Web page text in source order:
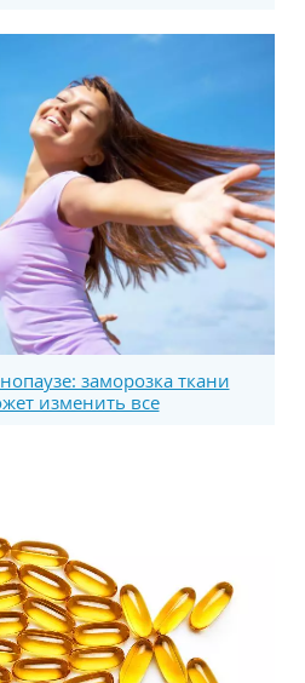
заморозка ткани
изменить все